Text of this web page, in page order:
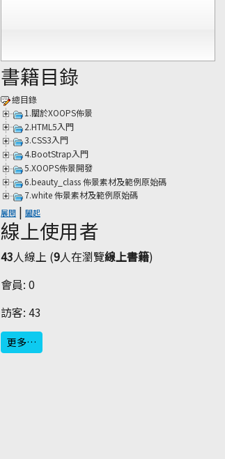
書籍目錄
總目錄
1.關於XOOPS佈景
2.HTML5入門
3.CSS3入門
4.BootStrap入門
5.XOOPS佈景開發
6.beauty_class 佈景素材及範例原始碼
7.white 佈景素材及範例原始碼
展開 | 闔起
線上使用者
43人線上 (9人在瀏覽線上書籍)
會員: 0
訪客: 43
更多…